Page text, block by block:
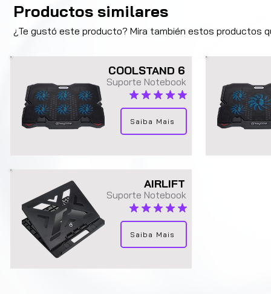
Productos similares
¿Te gustó este producto? Mira también estos productos
Suporte Notebook
la calificación promedio es 4.9 de 5
COOLSTAND 6
Saiba Mais
Suporte Notebook
la calificación promedio es 4.9 de 5
AIRLIFT
Saiba Mais